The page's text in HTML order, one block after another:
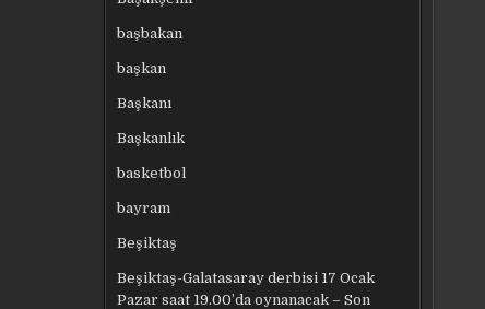
başbakan
başkan
Başkanı
Başkanlık
basketbol
bayram
Beşiktaş
Beşiktaş-Galatasaray derbisi 17 Ocak
Pazar saat 19.00’da oynanacak – Son